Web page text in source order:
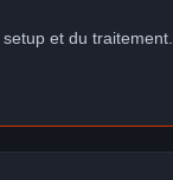
et du traitement.